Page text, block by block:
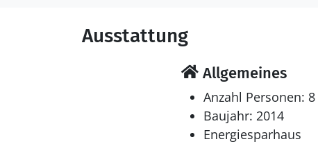
Ausstattung
Allgemeines
Anzahl Personen: 8
Baujahr: 2014
Energiesparhaus